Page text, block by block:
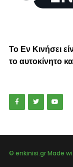
Το Εν Κινήσει
το αυτοκίνητο
© enkinisi.gr Made